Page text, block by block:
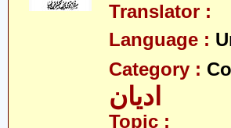
Translator :
Language :
Category :
ادیان
Topic :